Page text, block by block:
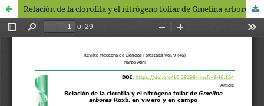
Relación de la clorofila y el nitrógeno foliar de Gmelina arborea Roxb. en vivero y en campo